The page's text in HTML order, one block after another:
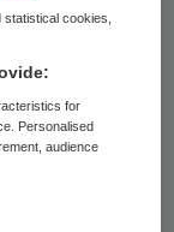
van
waren
beklad
cookies,
for
Personalised
audience